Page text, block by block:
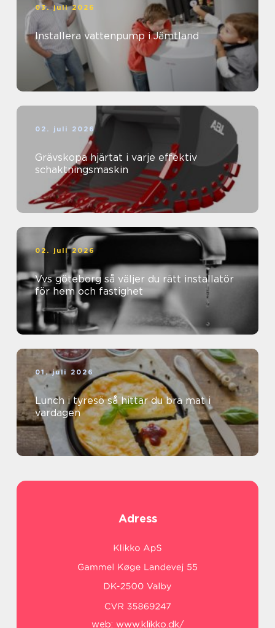
03. juli 2026
Installera vattenpump i Jämtland
02. juli 2026
Grävskopa hjärtat i varje effektiv
schaktningsmaskin
02. juli 2026
Vvs göteborg så väljer du rätt installatör
för hem och fastighet
01. juli 2026
Lunch i tyresö så hittar du bra mat i
vardagen
Adress
web: www.klikko.dk/